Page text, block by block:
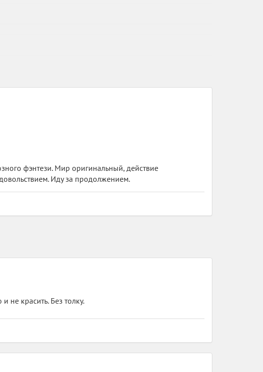
фэнтези. Мир оригинальный, действие
Иду за продолжением.
не красить. Без толку.